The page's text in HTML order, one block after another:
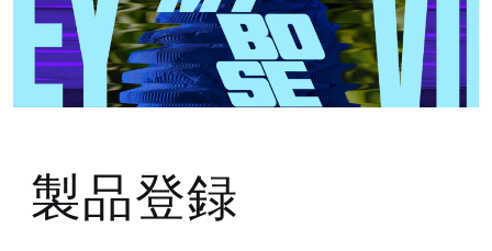
製品登録